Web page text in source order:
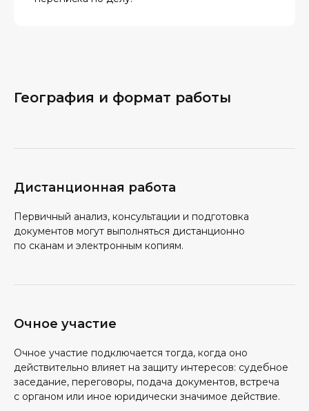
География и формат работы
Дистанционная работа
Первичный анализ, консультации и подготовка
документов могут выполняться дистанционно
по сканам и электронным копиям.
Очное участие
Очное участие подключается тогда, когда оно
действительно влияет на защиту интересов: судебное
заседание, переговоры, подача документов, встреча
с органом или иное юридически значимое действие.